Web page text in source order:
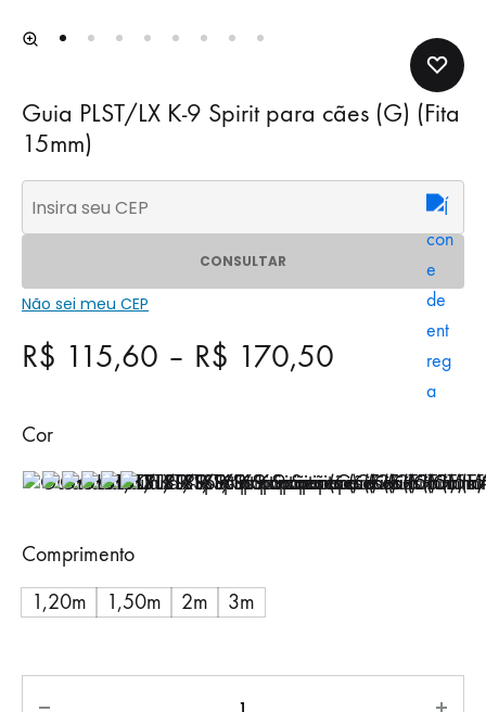
Guia PLST/LX K-9 Spirit para cães (G) (Fita
15mm)
CONSULTAR
Não sei meu CEP
R$ 115,60 – R$ 170,50
Cor
AzulLaranja Cítrico
Preto
RosaVerde Cítrico
Vermelho
Comprimento
1,20m
1,50m 2m 3m